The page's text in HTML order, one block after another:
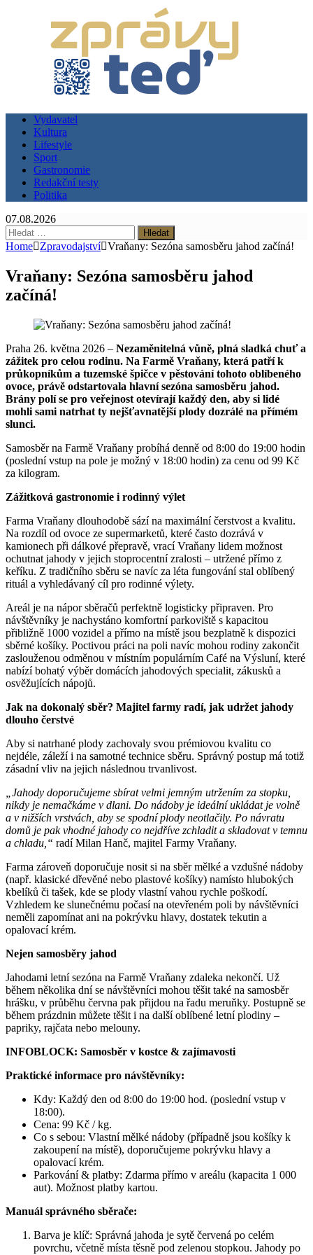
Vydavatel
Kultura
Lifestyle
Sport
Gastronomie
Redakční testy
Politika
07.08.2026
Vyhledávání
Home
Zpravodajství Vraňany: Sezóna samosběru jahod začíná!
Vraňany: Sezóna samosběru jahod
začíná!
Praha 26. května 2026 – Nezaměnitelná vůně, plná sladká chuť a
zážitek pro celou rodinu. Na Farmě Vraňany, která patří k
průkopníkům a tuzemské špičce v pěstování tohoto oblíbeného
ovoce, právě odstartovala hlavní sezóna samosběru jahod.
Brány polí se pro veřejnost otevírají každý den, aby si lidé
mohli sami natrhat ty nejšťavnatější plody dozrálé na přímém
slunci.
Samosběr na Farmě Vraňany probíhá denně od 8:00 do 19:00 hodin
(poslední vstup na pole je možný v 18:00 hodin) za cenu od 99 Kč
za kilogram.
Zážitková gastronomie i rodinný výlet
Farma Vraňany dlouhodobě sází na maximální čerstvost a kvalitu.
Na rozdíl od ovoce ze supermarketů, které často dozrává v
kamionech při dálkové přepravě, vrací Vraňany lidem možnost
ochutnat jahody v jejich stoprocentní zralosti – utržené přímo z
keříku. Z tradičního sběru se navíc za léta fungování stal oblíbený
rituál a vyhledávaný cíl pro rodinné výlety.
Areál je na nápor sběračů perfektně logisticky připraven. Pro
návštěvníky je nachystáno komfortní parkoviště s kapacitou
přibližně 1000 vozidel a přímo na místě jsou bezplatně k dispozici
sběrné košíky. Poctivou práci na poli navíc mohou rodiny zakončit
zaslouženou odměnou v místním populárním Café na Výsluní, které
nabízí bohatý výběr domácích jahodových specialit, zákusků a
osvěžujících nápojů.
Jak na dokonalý sběr? Majitel farmy radí, jak udržet jahody
dlouho čerstvé
Aby si natrhané plody zachovaly svou prémiovou kvalitu co
nejdéle, záleží i na samotné technice sběru. Správný postup má totiž
zásadní vliv na jejich následnou trvanlivost.
„Jahody doporučujeme sbírat velmi jemným utržením za stopku,
nikdy je nemačkáme v dlani. Do nádoby je ideální ukládat je volně
a v nižších vrstvách, aby se spodní plody neotlačily. Po návratu
domů je pak vhodné jahody co nejdříve zchladit a skladovat v temnu
a chladu,“ radí Milan Hanč, majitel Farmy Vraňany.
Farma zároveň doporučuje nosit si na sběr mělké a vzdušné nádoby
(např. klasické dřevěné nebo plastové košíky) namísto hlubokých
kbelíků či tašek, kde se plody vlastní vahou rychle poškodí.
Vzhledem ke slunečnému počasí na otevřeném poli by návštěvníci
neměli zapomínat ani na pokrývku hlavy, dostatek tekutin a
opalovací krém.
Nejen samosběry jahod
Jahodami letní sezóna na Farmě Vraňany zdaleka nekončí. Už
během několika dní se návštěvníci mohou těšit také na samosběr
hrášku, v průběhu června pak přijdou na řadu meruňky. Postupně se
během prázdnin můžete těšit i na další oblíbené letní plodiny –
papriky, rajčata nebo melouny.
INFOBLOCK: Samosběr v kostce & zajímavosti
Praktické informace pro návštěvníky:
Kdy: Každý den od 8:00 do 19:00 hod. (poslední vstup v
18:00).
Cena: 99 Kč / kg.
Co s sebou: Vlastní mělké nádoby (případně jsou košíky k
zakoupení na místě), doporučujeme pokrývku hlavy a
opalovací krém.
Parkování & platby: Zdarma přímo v areálu (kapacita 1 000
aut). Možnost platby kartou.
Manuál správného sběrače:
Barva je klíč: Správná jahoda je sytě červená po celém
povrchu, včetně místa těsně pod zelenou stopkou. Jahody po